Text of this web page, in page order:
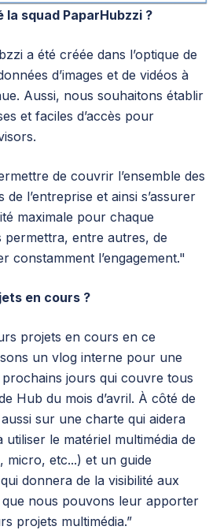
squad PaparHubzzi ?
a été créée dans l’optique de
d’images et de vidéos à
Aussi, nous souhaitons établir
et faciles d’accès pour
de couvrir l’ensemble des
l’entreprise et ainsi s’assurer
maximale pour chaque
permettra, entre autres, de
constamment l’engagement."
en cours ?
projets en cours en ce
un vlog interne pour une
jours qui couvre tous
Hub du mois d’avril. À côté de
sur une charte qui aidera
le matériel multimédia de
micro, etc...) et un guide
donnera de la visibilité aux
que nous pouvons leur apporter
projets multimédia.”